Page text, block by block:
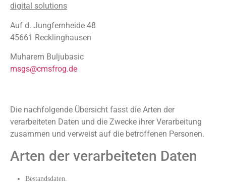
digital solutions
Auf d. Jungfernheide 48
45661 Recklinghausen
Muharem Buljubasic
msgs@cmsfrog.de
Die nachfolgende Übersicht fasst die Arten der
verarbeiteten Daten und die Zwecke ihrer Verarbeitung
zusammen und verweist auf die betroffenen Personen.
Arten der verarbeiteten Daten
Bestandsdaten.